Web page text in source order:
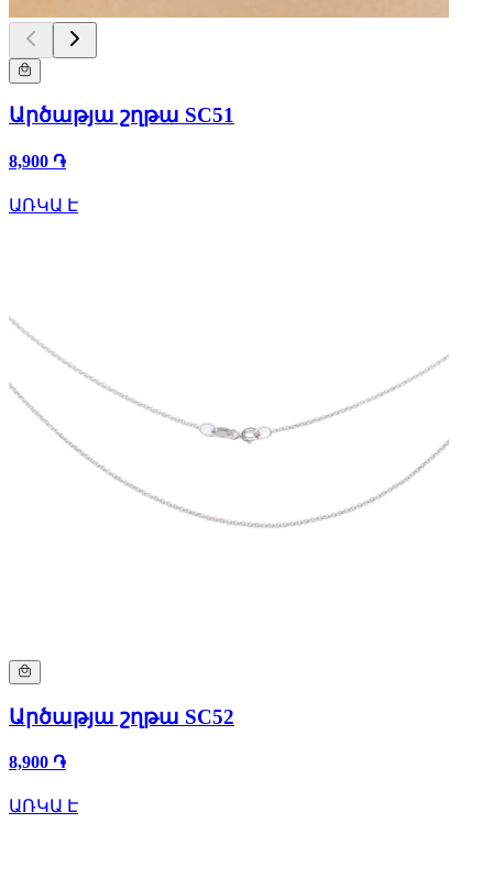
Արծաթյա շղթա SC51
8,900 ֏
ԱՌԿԱ Է
Արծաթյա շղթա SC52
8,900 ֏
ԱՌԿԱ Է